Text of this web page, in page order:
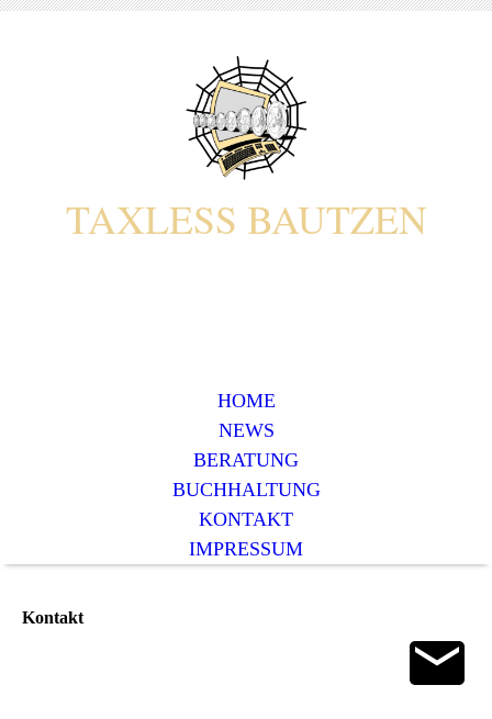
TAXLESS BAUTZEN
HOME
NEWS
BERATUNG
BUCHHALTUNG
KONTAKT
IMPRESSUM
Kontakt